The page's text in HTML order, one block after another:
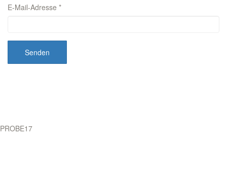
E-Mail-Adresse *
Senden